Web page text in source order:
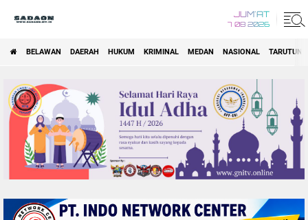
JUM'AT
7 08 2026
BELAWAN DAERAH HUKUM KRIMINAL MEDAN NASIONAL TARUTUNG